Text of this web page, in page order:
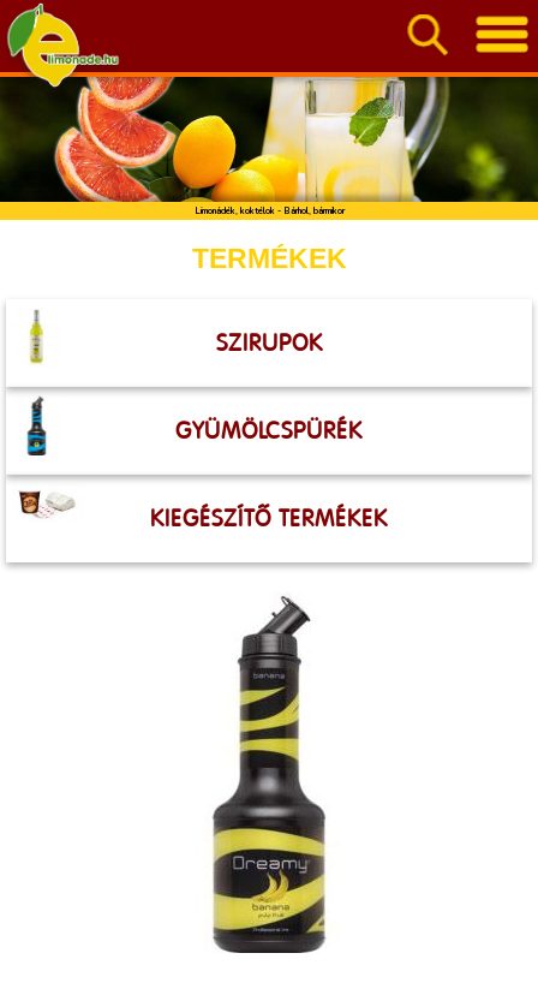
Limonádék, koktélok - Bárhol, bármikor
TERMÉKEK
SZIRUPOK
GYÜMÖLCSPÜRÉK
KIEGÉSZÍTŐ TERMÉKEK